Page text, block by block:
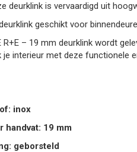
deurklink is vervaardigd uit
geschikt voor
R+E – 19 mm deurklink wordt
je interieur met deze functionele
inox
handvat: 19 mm
geborsteld